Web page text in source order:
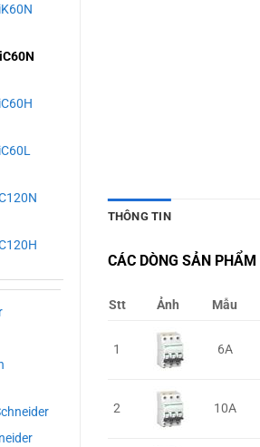
THÔNG TIN
CÁC DÒNG SẢN PHẨM
Stt Ảnh Mẫu
1 6A
2 10A